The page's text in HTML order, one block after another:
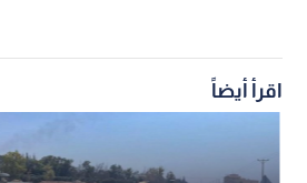
اقرأ أيضاً